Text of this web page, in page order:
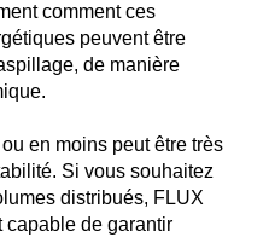
comment ces
peuvent être
de manière
en moins peut être très
Si vous souhaitez
distribués, FLUX
capable de garantir